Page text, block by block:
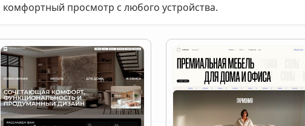
комфортный просмотр с любого устройства.